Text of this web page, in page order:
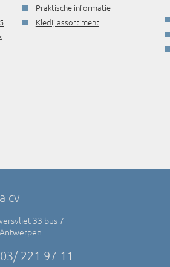
Praktische informatie
Kledij assortiment
cv
33 bus 7
03/ 221 97 11